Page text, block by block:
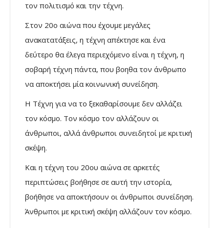
τον πολιτισμό και την τέχνη.
Στον 20ο αιώνα που έχουμε μεγάλες
ανακατατάξεις, η τέχνη απέκτησε και ένα
δεύτερο θα έλεγα περιεχόμενο είναι η τέχνη, η
σοβαρή τέχνη πάντα, που βοηθα τον άνθρωπο
να αποκτήσει μία κοινωνική συνείδηση.
Η Τέχνη για να το ξεκαθαρίσουμε δεν αλλάζει
τον κόσμο. Τον κόσμο τον αλλάζουν οι
άνθρωποι, αλλά άνθρωποι συνειδητοί με κριτική
σκέψη.
Και η τέχνη του 20ου αιώνα σε αρκετές
περιπτώσεις βοήθησε σε αυτή την ιστορία,
βοήθησε να αποκτήσουν οι άνθρωποι συνείδηση.
Άνθρωποι με κριτική σκέψη αλλάζουν τον κόσμο.